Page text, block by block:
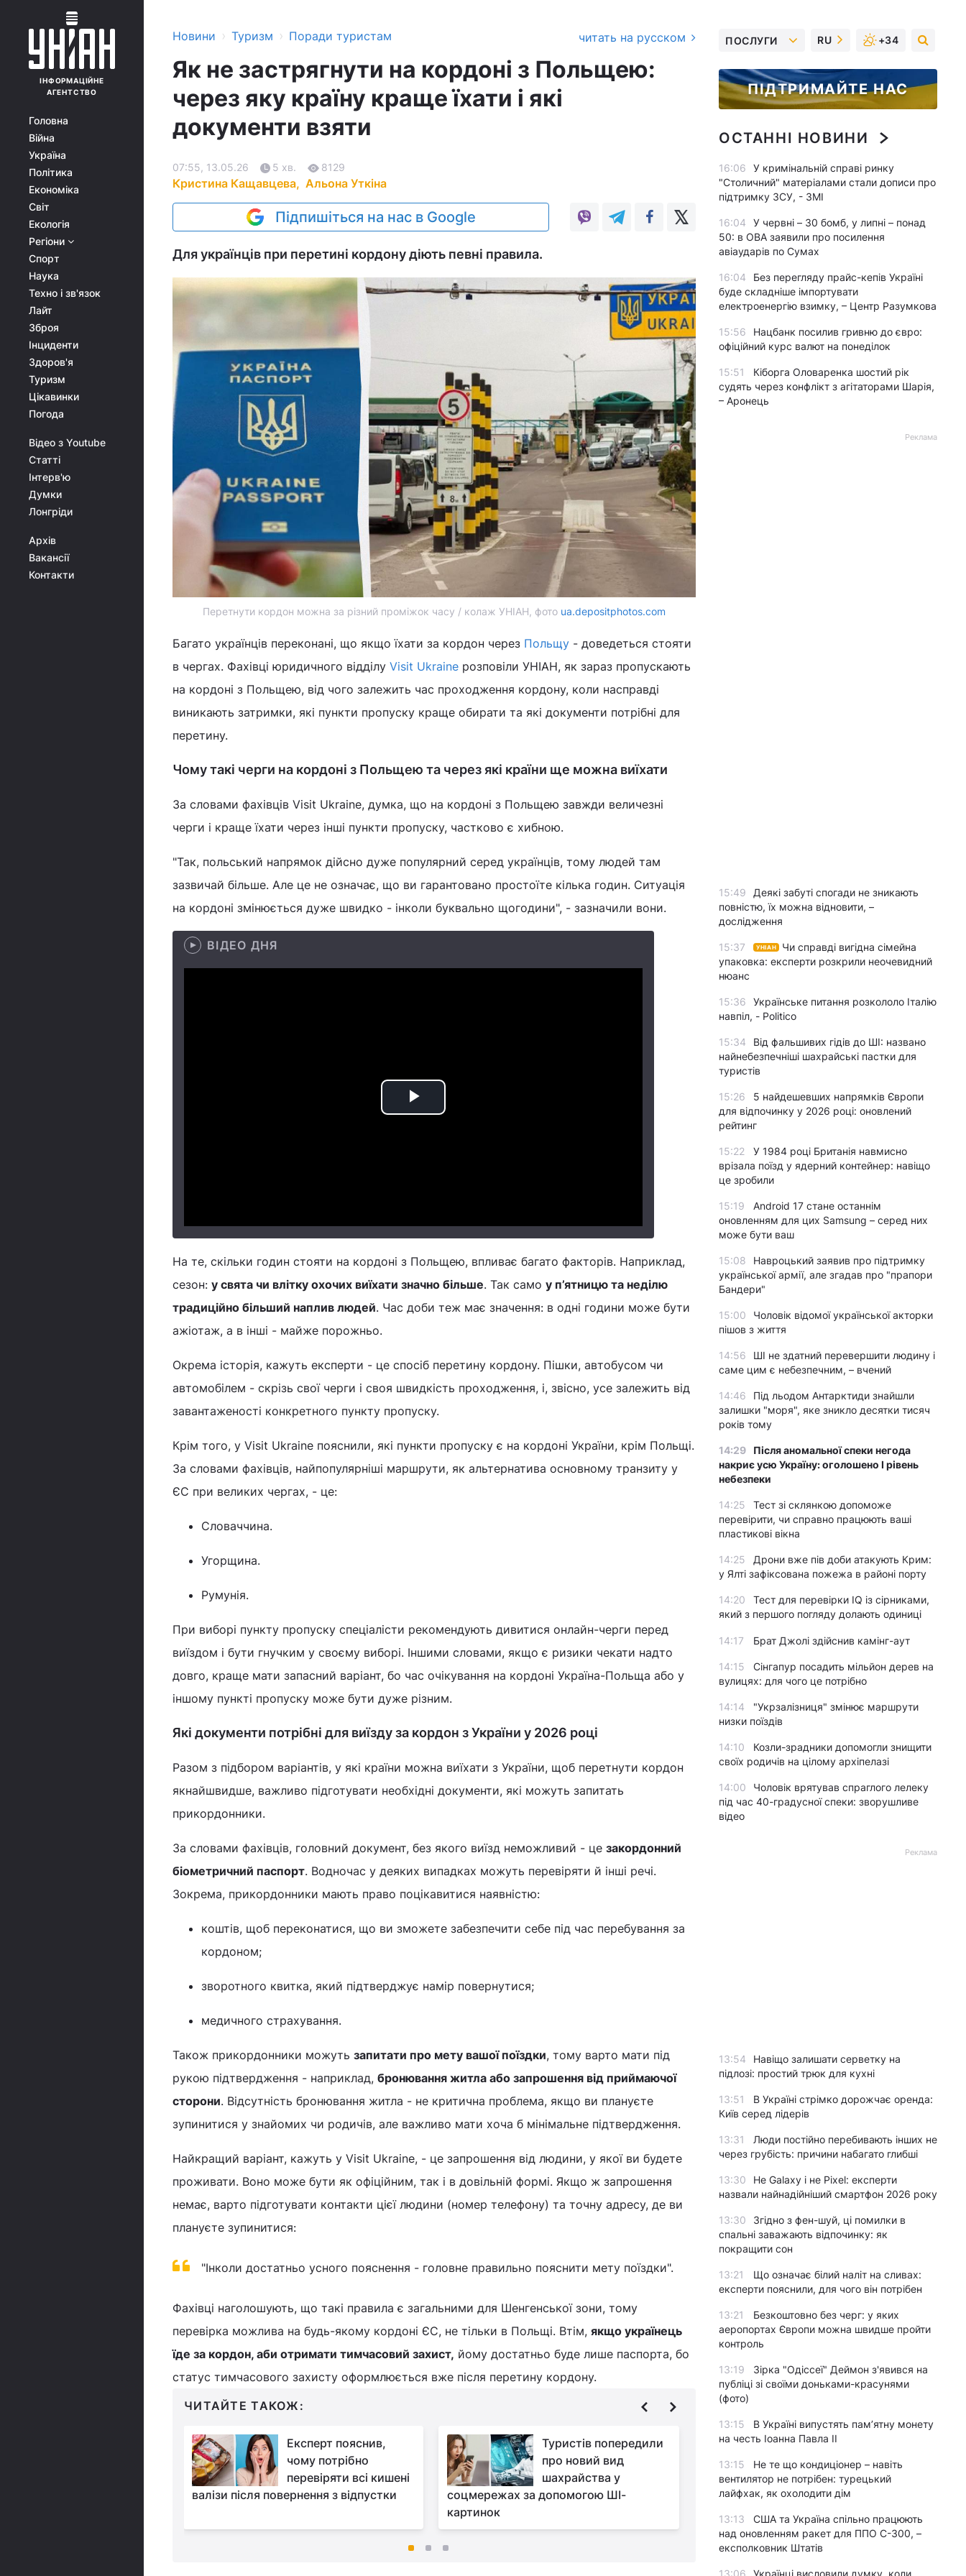
ІНФОРМАЦІЙНЕ
АГЕНТСТВО
Головна
Війна
Україна
Політика
Економіка
Світ
Екологія
Регіони
Спорт
Наука
Техно і зв'язок
Лайт
Зброя
Інциденти
Здоров'я
Туризм
Цікавинки
Погода
Відео з Youtube
Статті
Інтерв'ю
Думки
Лонгріди
Архів
Вакансії
Контакти
Новини › Туризм › Поради туристам читать на русском
Як не застрягнути на кордоні з Польщею:
через яку країну краще їхати і які
документи взяти
Кристина Кащавцева, Альона Уткіна
07:55, 13.05.26 5 хв. 8129
Підпишіться на нас в Google
Для українців при перетині кордону діють певні правила.
Перетнути кордон можна за різний проміжок часу / колаж УНІАН, фото ua.depositphotos.com
Багато українців переконані, що якщо їхати за кордон через Польщу - доведеться стояти
в чергах. Фахівці юридичного відділу Visit Ukraine розповіли УНІАН, як зараз пропускають
на кордоні з Польщею, від чого залежить час проходження кордону, коли насправді
виникають затримки, які пункти пропуску краще обирати та які документи потрібні для
перетину.
Чому такі черги на кордоні з Польщею та через які країни ще можна виїхати
За словами фахівців Visit Ukraine, думка, що на кордоні з Польщею завжди величезні
черги і краще їхати через інші пункти пропуску, частково є хибною.
"Так, польський напрямок дійсно дуже популярний серед українців, тому людей там
зазвичай більше. Але це не означає, що ви гарантовано простоїте кілька годин. Ситуація
на кордоні змінюється дуже швидко - інколи буквально щогодини", - зазначили вони.
ВІДЕО ДНЯ
Play
На те, скільки годин стояти на кордоні з Польщею, впливає багато факторів. Наприклад,
сезон: у свята чи влітку охочих виїхати значно більше. Так само у п’ятницю та неділю
традиційно більший наплив людей. Час доби теж має значення: в одні години може бути
ажіотаж, а в інші - майже порожньо.
Окрема історія, кажуть експерти - це спосіб перетину кордону. Пішки, автобусом чи
автомобілем - скрізь свої черги і своя швидкість проходження, і, звісно, усе залежить від
завантаженості конкретного пункту пропуску.
Крім того, у Visit Ukraine пояснили, які пункти пропуску є на кордоні України, крім Польщі.
За словами фахівців, найпопулярніші маршрути, як альтернатива основному транзиту у
ЄС при великих чергах, - це:
Словаччина.
Угорщина.
Румунія.
При виборі пункту пропуску спеціалісти рекомендують дивитися онлайн-черги перед
виїздом і бути гнучким у своєму виборі. Іншими словами, якщо є ризики чекати надто
довго, краще мати запасний варіант, бо час очікування на кордоні Україна-Польща або у
іншому пункті пропуску може бути дуже різним.
Які документи потрібні для виїзду за кордон з України у 2026 році
Разом з підбором варіантів, у які країни можна виїхати з України, щоб перетнути кордон
якнайшвидше, важливо підготувати необхідні документи, які можуть запитать
прикордонники.
За словами фахівців, головний документ, без якого виїзд неможливий - це закордонний
біометричний паспорт. Водночас у деяких випадках можуть перевіряти й інші речі.
Зокрема, прикордонники мають право поцікавитися наявністю:
коштів, щоб переконатися, що ви зможете забезпечити себе під час перебування за
кордоном;
зворотного квитка, який підтверджує намір повернутися;
медичного страхування.
Також прикордонники можуть запитати про мету вашої поїздки, тому варто мати під
рукою підтвердження - наприклад, бронювання житла або запрошення від приймаючої
сторони. Відсутність бронювання житла - не критична проблема, якщо ви плануєте
зупинитися у знайомих чи родичів, але важливо мати хоча б мінімальне підтвердження.
Найкращий варіант, кажуть у Visit Ukraine, - це запрошення від людини, у якої ви будете
проживати. Воно може бути як офіційним, так і в довільній формі. Якщо ж запрошення
немає, варто підготувати контакти цієї людини (номер телефону) та точну адресу, де ви
плануєте зупинитися:
"Інколи достатньо усного пояснення - головне правильно пояснити мету поїздки".
Фахівці наголошують, що такі правила є загальними для Шенгенської зони, тому
перевірка можлива на будь-якому кордоні ЄС, не тільки в Польщі. Втім, якщо українець
їде за кордон, аби отримати тимчасовий захист, йому достатньо буде лише паспорта, бо
статус тимчасового захисту оформлюється вже після перетину кордону.
ЧИТАЙТЕ ТАКОЖ:
Експерт пояснив,
чому потрібно
перевіряти всі кишені
валізи після повернення з відпустки
Туристів попередили
про новий вид
шахрайства у
соцмережах за допомогою ШІ-
картинок
Топ шахрайських
схем, яких варто
остерігатися
туристам у 2026 році
ПОСЛУГИ RU +34
ПІДТРИМАЙТЕ НАС
ОСТАННІ НОВИНИ
16:06
У кримінальній справі ринку
"Столичний" матеріалами стали дописи про
підтримку ЗСУ, - ЗМІ
16:04
У червні – 30 бомб, у липні – понад
50: в ОВА заявили про посилення
авіаударів по Сумах
16:04
Без перегляду прайс-кепів Україні
буде складніше імпортувати
електроенергію взимку, – Центр Разумкова
15:56
Нацбанк посилив гривню до євро:
офіційний курс валют на понеділок
15:51
Кіборга Оловаренка шостий рік
судять через конфлікт з агітаторами Шарія,
– Аронець
Реклама
15:49
Деякі забуті спогади не зникають
повністю, їх можна відновити, –
дослідження
15:37 УНІАН
Чи справді вигідна сімейна
упаковка: експерти розкрили неочевидний
нюанс
15:36
Українське питання розкололо Італію
навпіл, - Politico
15:34
Від фальшивих гідів до ШІ: названо
найнебезпечніші шахрайські пастки для
туристів
15:26
5 найдешевших напрямків Європи
для відпочинку у 2026 році: оновлений
рейтинг
15:22
У 1984 році Британія навмисно
врізала поїзд у ядерний контейнер: навіщо
це зробили
15:19
Android 17 стане останнім
оновленням для цих Samsung – серед них
може бути ваш
15:08
Навроцький заявив про підтримку
української армії, але згадав про "прапори
Бандери"
15:00
Чоловік відомої української акторки
пішов з життя
14:56
ШІ не здатний перевершити людину і
саме цим є небезпечним, – вчений
14:46
Під льодом Антарктиди знайшли
залишки "моря", яке зникло десятки тисяч
років тому
14:29
Після аномальної спеки негода
накриє усю Україну: оголошено І рівень
небезпеки
14:25
Тест зі склянкою допоможе
перевірити, чи справно працюють ваші
пластикові вікна
14:25
Дрони вже пів доби атакують Крим:
у Ялті зафіксована пожежа в районі порту
14:20
Тест для перевірки IQ із сірниками,
який з першого погляду долають одиниці
14:17 Брат Джолі здійснив камінг-аут
14:15
Сінгапур посадить мільйон дерев на
вулицях: для чого це потрібно
14:14
"Укрзалізниця" змінює маршрути
низки поїздів
14:10
Козли-зрадники допомогли знищити
своїх родичів на цілому архіпелазі
14:00
Чоловік врятував спраглого лелеку
під час 40-градусної спеки: зворушливе
відео
Реклама
13:54
Навіщо залишати серветку на
підлозі: простий трюк для кухні
13:51
В Україні стрімко дорожчає оренда:
Київ серед лідерів
13:31
Люди постійно перебивають інших не
через грубість: причини набагато глибші
13:30
Не Galaxy і не Pixel: експерти
назвали найнадійніший смартфон 2026 року
13:30
Згідно з фен-шуй, ці помилки в
спальні заважають відпочинку: як
покращити сон
13:21
Що означає білий наліт на сливах:
експерти пояснили, для чого він потрібен
13:21
Безкоштовно без черг: у яких
аеропортах Європи можна швидше пройти
контроль
13:19
Зірка "Одіссеї" Деймон з'явився на
публіці зі своїми доньками-красунями
(фото)
13:15
В Україні випустять пам’ятну монету
на честь Іоанна Павла II
13:15
Не те що кондиціонер – навіть
вентилятор не потрібен: турецький
лайфхак, як охолодити дім
13:13
США та Україна спільно працюють
над оновленням ракет для ППО С-300, –
експолковник Штатів
13:06 Українці висловили думку, коли